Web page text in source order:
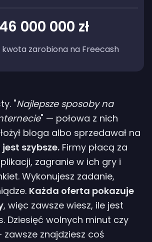
000 000 zł
kwota zarobiona na Freecash
"Najlepsze sposoby na
" — połowa z nich
bloga albo sprzedawał na
szybsze. Firmy płacą za
zagranie w ich gry i
Wykonujesz zadanie,
Każda oferta pokazuje
, więc zawsze wiesz, ile jest
Dziesięć wolnych minut czy
zawsze znajdziesz coś